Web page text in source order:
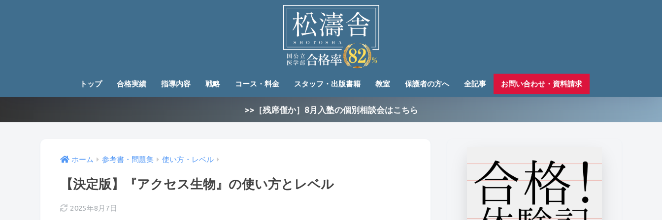
トップ 合格実績 指導内容 戦略 コース・料金 スタッフ・出版書籍 教室 保護者の方へ 全記事 お問い合わせ・資料請求
>>［残席僅か］8月入塾の個別相談会はこちら
ホーム 参考書・問題集 使い方・レベル
【決定版】『アクセス生物』の使い方とレベル
2025年8月7日